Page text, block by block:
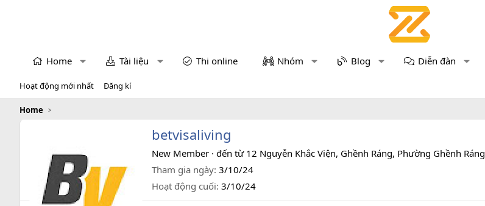
Home Tài liệu Thi online Nhóm Blog Diễn đàn
Hoạt động mới nhất Đăng kí
Home
betvisaliving
New Member · đến từ 12 Nguyễn Khắc Viện, Ghềnh Ráng, Phường Ghềnh Ráng
Tham gia ngày 3/10/24
Hoạt động cuối 3/10/24